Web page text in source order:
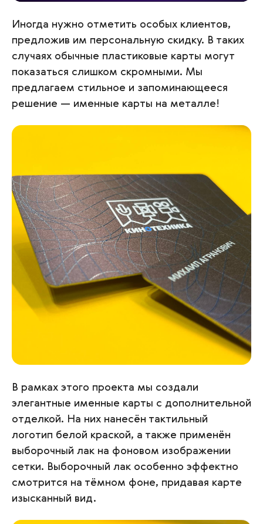
Иногда нужно отметить особых клиентов,
предложив им персональную скидку. В таких
случаях обычные пластиковые карты могут
показаться слишком скромными. Мы
предлагаем стильное и запоминающееся
решение — именные карты на металле!
В рамках этого проекта мы создали
элегантные именные карты с дополнительной
отделкой. На них нанесён тактильный
логотип белой краской, а также применён
выборочный лак на фоновом изображении
сетки. Выборочный лак особенно эффектно
смотрится на тёмном фоне, придавая карте
изысканный вид.